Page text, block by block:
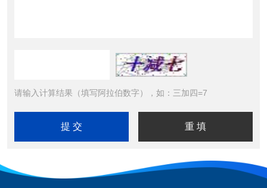
请输入计算结果（填写阿拉伯数字），如：三加四=7